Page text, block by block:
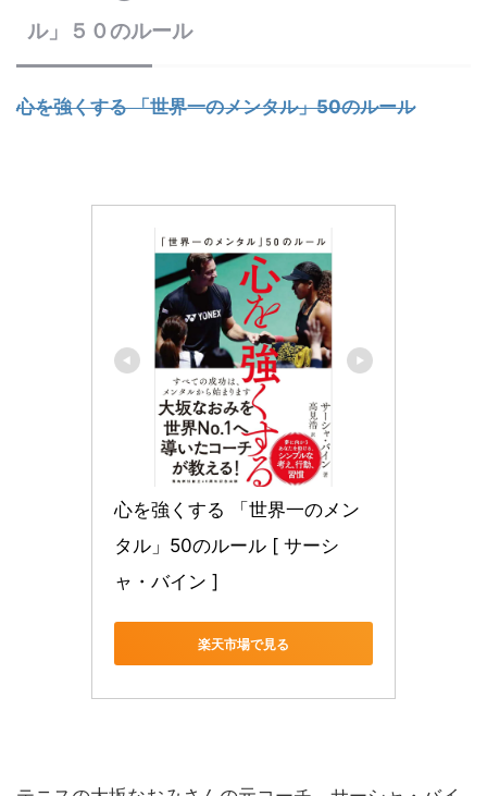
ル」５０のルール
心を強くする 「世界一のメンタル」50のルール
心を強くする 「世界一のメン
タル」50のルール [ サーシ
ャ・バイン ]
楽天市場で見る